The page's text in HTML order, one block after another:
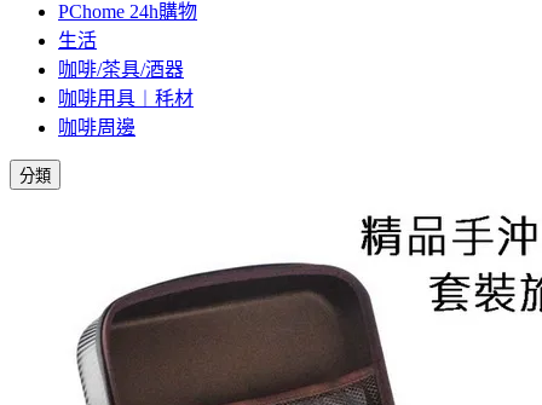
PChome 24h購物
生活
咖啡/茶具/酒器
咖啡用具︱秏材
咖啡周邊
分類